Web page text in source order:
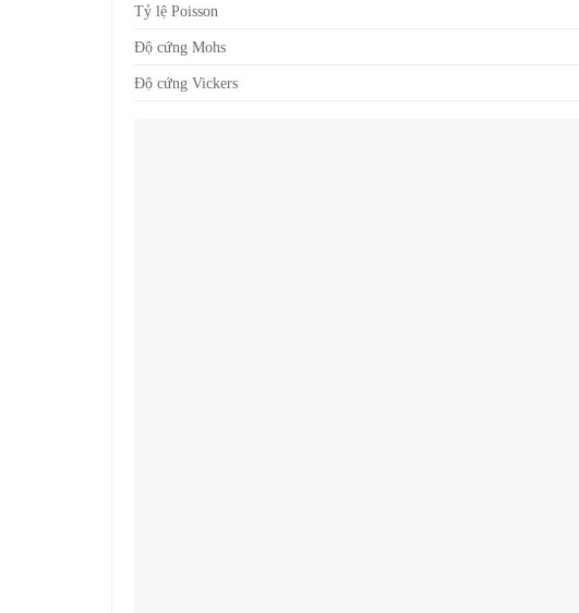
Tỷ lệ Poisson
Độ cứng Mohs
Độ cứng Vickers